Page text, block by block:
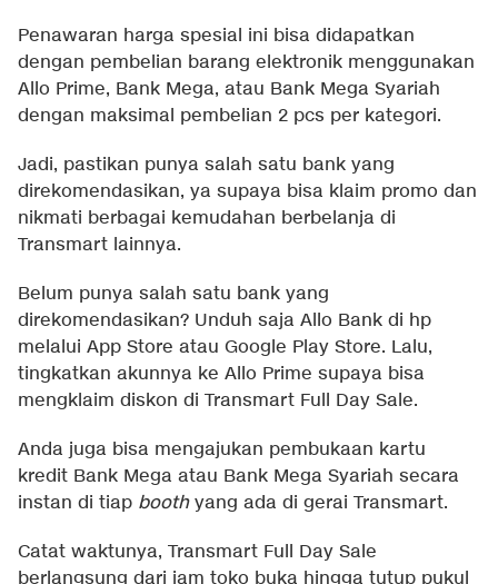
Penawaran harga spesial ini bisa didapatkan
dengan pembelian barang elektronik menggunakan
Allo Prime, Bank Mega, atau Bank Mega Syariah
dengan maksimal pembelian 2 pcs per kategori.
Jadi, pastikan punya salah satu bank yang
direkomendasikan, ya supaya bisa klaim promo dan
nikmati berbagai kemudahan berbelanja di
Transmart lainnya.
Belum punya salah satu bank yang
direkomendasikan? Unduh saja Allo Bank di hp
melalui App Store atau Google Play Store. Lalu,
tingkatkan akunnya ke Allo Prime supaya bisa
mengklaim diskon di Transmart Full Day Sale.
Anda juga bisa mengajukan pembukaan kartu
kredit Bank Mega atau Bank Mega Syariah secara
instan di tiap boothyang ada di gerai Transmart.
Catat waktunya, Transmart Full Day Sale
berlangsung dari jam toko buka hingga tutup pukul